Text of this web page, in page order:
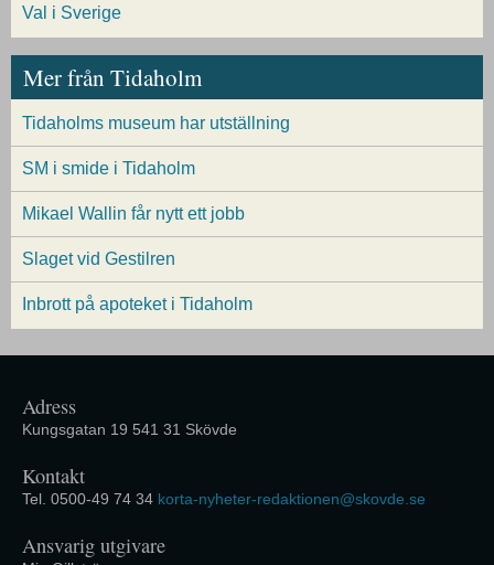
Val i Sverige
Mer från Tidaholm
Tidaholms museum har utställning
SM i smide i Tidaholm
Mikael Wallin får nytt ett jobb
Slaget vid Gestilren
Inbrott på apoteket i Tidaholm
Adress
Kungsgatan 19 541 31 Skövde
Kontakt
Tel. 0500-49 74 34 korta-nyheter-redaktionen@skovde.se
Ansvarig utgivare